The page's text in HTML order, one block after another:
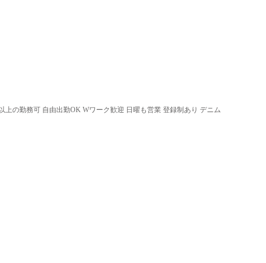
の勤務可 自由出勤OK Wワーク歓迎 日曜も営業 登録制あり デニム